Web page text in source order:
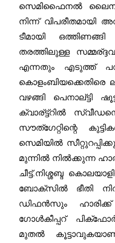
സെമിഫൈനല്‍
നിന്ന്
ടീമായി
തരത്തിലുള്ള
എന്നതും എടുത്ത്
കൊളംബിയക്കെതിരെ
വഴങ്ങി പെനാല്ട്ടി
ക്വാര്ട്ട്റില്‍
സൗത്ഗേറ്റിന്റെ
സെമിയില്‍
മുന്നില്‍ നില്‍ക്കുന്ന
ചീട്ട്.നിശ്ശബ്ദ
ബോക്സില്‍ ഭീതി
ഡിഫന്‍സും
ഗോള്‍കീപ്പറ്
മുതല്‍